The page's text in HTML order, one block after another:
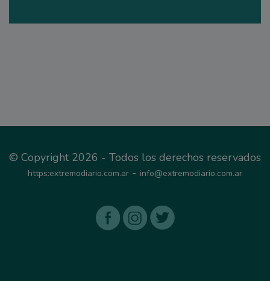
© Copyright 2026 - Todos los derechos reservados
https:extremodiario.com.ar - info@extremodiario.com.ar